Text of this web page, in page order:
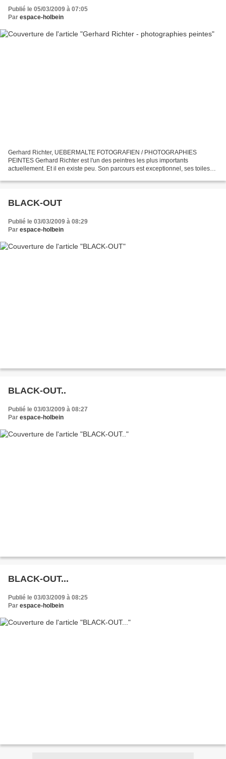
Publié le 05/03/2009 à 07:05
Par espace-holbein
Gerhard Richter, UEBERMALTE FOTOGRAFIEN / PHOTOGRAPHIES
PEINTES Gerhard Richter est l'un des peintres les plus importants
actuellement. Et il en existe peu. Son parcours est exceptionnel, ses toiles
BLACK-OUT
Publié le 03/03/2009 à 08:29
Par espace-holbein
BLACK-OUT..
Publié le 03/03/2009 à 08:27
Par espace-holbein
BLACK-OUT...
Publié le 03/03/2009 à 08:25
Par espace-holbein